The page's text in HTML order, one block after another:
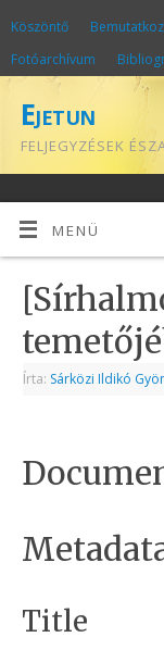
Köszöntő
Fotóarchívum
Ejetun
FELJEGYZÉSEK
MENÜ
Írta: Sárközi Ildikó
Title